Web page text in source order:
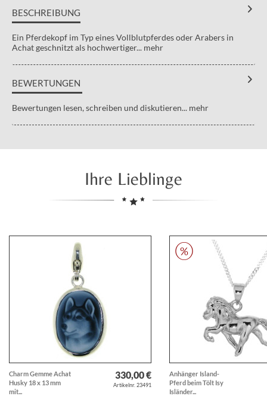
BESCHREIBUNG
Ein Pferdekopf im Typ eines Vollblutpferdes oder Arabers in
Achat geschnitzt als hochwertiger... mehr
BEWERTUNGEN
Bewertungen lesen, schreiben und diskutieren... mehr
Ihre Lieblinge
Charm Gemme Achat
Husky 18 x 13 mm
mit...
330,00 €
Artikelnr. 23491
Anhänger Island-
Pferd beim Tölt Isy
Isländer...